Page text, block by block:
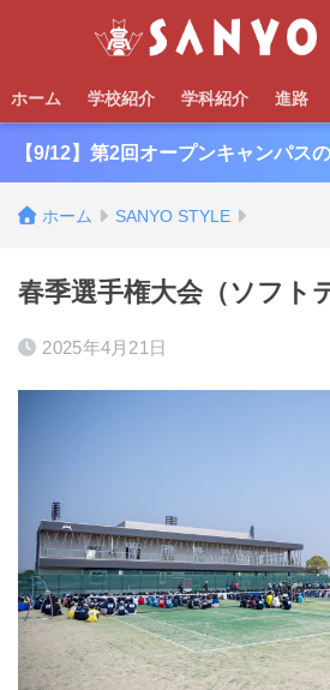
ホーム 学校紹介 学科紹介 進路
【9/12】第2回オープンキャンパス
ホーム SANYO STYLE
春季選手権大会（ソフト
2025年4月21日